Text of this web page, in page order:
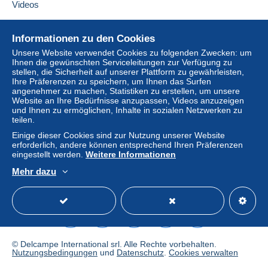
Zahlung per:
Brief (Standardformat/Kleinbrief)
3,10 €
Brief mit Sendungsverfolgung
(Standardformat/Kleinbrief)
3,60 €
Zahlungsbedingungen:
abgewickelt. Je nach den vom Verkäufer angebotenen
Zahlungsoptionen können SiePayPalverwenden, eine
Kredit-/Debitkarte
hinzufügen oder eine
Überweisung
auf Ihr Guthabenvornehmen. Es dürfen keine
Zahlungen per Scheck oder Banküberweisung direkt auf
Der Käufer nutzt die von Delcampe auf der Seite "Meine
hinzufügen
Informationen zu den Cookies
Unsere Website verwendet Cookies zu folgenden Zwecken: um
Ihnen die gewünschten Serviceleitungen zur Verfügung zu
stellen, die Sicherheit auf unserer Plattform zu gewährleisten,
Ihre Präferenzen zu speichern, um Ihnen das Surfen
angenehmer zu machen, Statistiken zu erstellen, um unsere
Website an Ihre Bedürfnisse anzupassen, Videos anzuzeigen
und Ihnen zu ermöglichen, Inhalte in sozialen Netzwerken zu
teilen.
Einige dieser Cookies sind zur Nutzung unserer Website
erforderlich, andere können entsprechend Ihren Präferenzen
eingestellt werden. Weitere Informationen
Mehr dazu
Videos
Online-Hilfe
Auf Delcampe kaufen
Auf Delcampe verkaufen
Eine sichere Website
© Delcampe International srl. Alle Rechte vorbehalten.
Nutzungsbedingungen und Datenschutz Cookies verwalten